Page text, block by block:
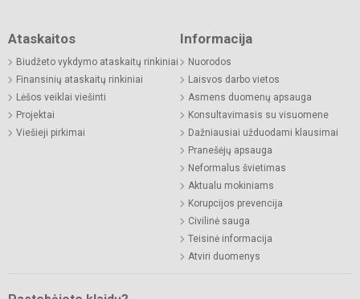
Ataskaitos
Biudžeto vykdymo ataskaitų rinkiniai
Finansinių ataskaitų rinkiniai
Lėšos veiklai viešinti
Projektai
Viešieji pirkimai
Informacija
Nuorodos
Laisvos darbo vietos
Asmens duomenų apsauga
Konsultavimasis su visuomene
Dažniausiai užduodami klausimai
Pranešėjų apsauga
Neformalus švietimas
Aktualu mokiniams
Korupcijos prevencija
Civilinė sauga
Teisinė informacija
Atviri duomenys